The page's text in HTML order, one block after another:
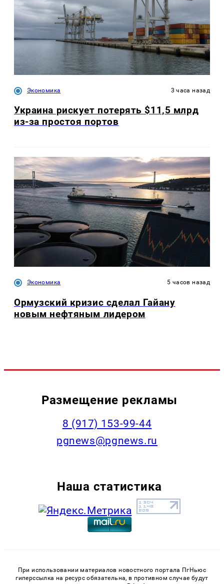
Экономика 3 часа назад
Украина рискует потерять $11,5 млрд
из-за простоя портов
Экономика 5 часов назад
Ормузский кризис сделал Гайану
новым нефтяным лидером
Размещение рекламы
‭8 (917) 153-99-44
pgnews@pgnews.ru
Наша статистика
При использовании материалов новостного портала ПгНьюс
гиперссылка на ресурс обязательна, в противном случае будут